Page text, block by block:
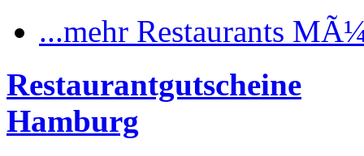
...mehr Restaurants
Restaurantgutscheine
Hamburg